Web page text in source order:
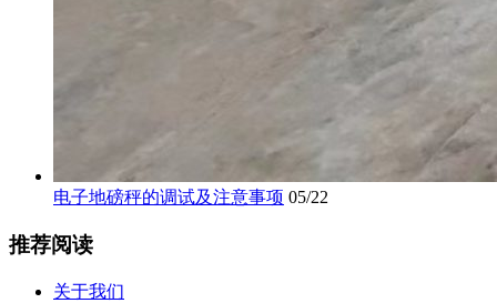
电子地磅秤的调试及注意事项 05/22
推荐阅读
关于我们